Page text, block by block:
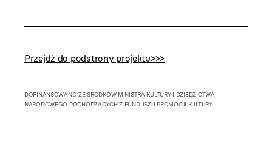
Przejdź do podstrony projektu>>>
DOFINANSOWANO ZE ŚRODKÓW MINISTRA KULTURY I DZIEDZICTWA
NARODOWEGO POCHODZĄCYCH Z FUNDUSZU PROMOCJI KULTURY.